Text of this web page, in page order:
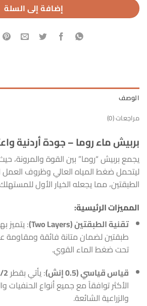
إضافة إلى السلة
الوصف
مراجعات (0)
بربيش ماء روما – جودة أردنية
يجمع بربيش “روما” بين القوة
ليتحمل ضغط المياه العالي وظروف العمل
الطبقتين، مما يجعله الخيار الأول
المميزات الرئيسية:
تقنية الطبقتين (Two Layers)
: يتميز
طبقتين لضمان متانة فائقة ومقاومة
تحت ضغط الماء القوي.
قياس قياسي (0.5 إنش)
: يأتي بقطر 1/2
الأكثر توافقاً مع جميع أنواع الحنفيات
والزراعية الشائعة.